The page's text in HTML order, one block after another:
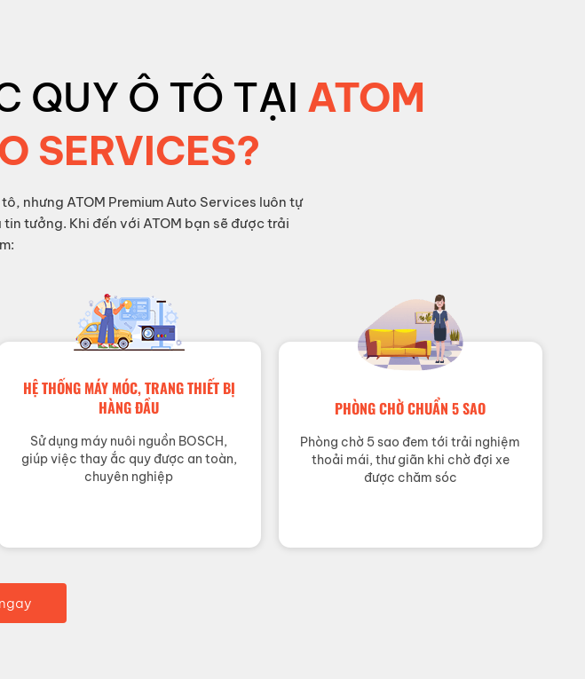
QUY Ô TÔ TẠI ATOM
SERVICES?
nhưng ATOM Premium Auto Services luôn tự
tưởng. Khi đến với ATOM bạn sẽ được trải
HỆ THỐNG MÁY MÓC, TRANG THIẾT BỊ
HÀNG ĐẦU
Sử dụng máy nuôi nguồn BOSCH,
giúp việc thay ắc quy được an toàn,
chuyên nghiệp
PHÒNG CHỜ CHUẨN 5 SAO
Phòng chờ 5 sao đem tới trải nghiệm
thoải mái, thư giãn khi chờ đợi xe
được chăm sóc